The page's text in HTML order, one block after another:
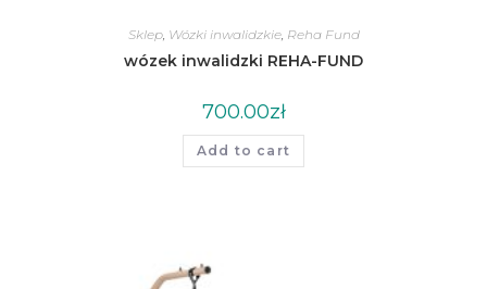
Sklep, Wózki inwalidzkie, Reha Fund
wózek inwalidzki REHA-FUND
700.00zł
Add to cart